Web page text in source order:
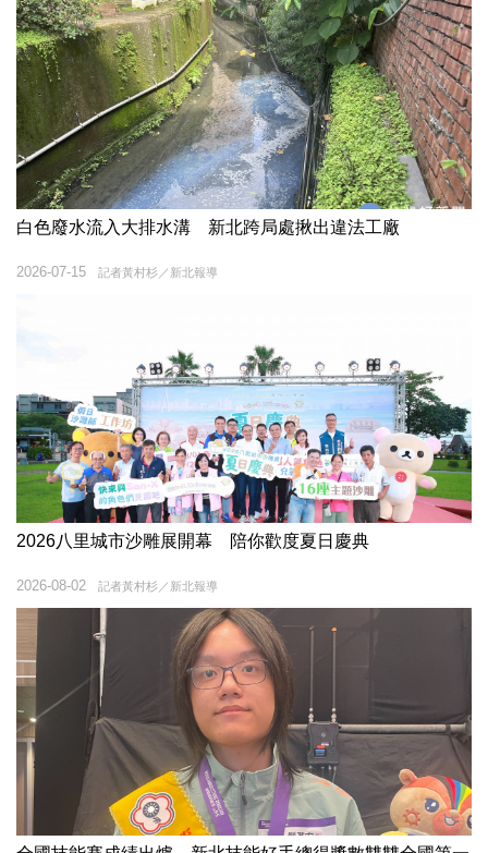
白色廢水流入大排水溝 新北跨局處揪出違法工廠
記者黃村杉／新北報導
2026-07-15
2026八里城市沙雕展開幕 陪你歡度夏日慶典
記者黃村杉／新北報導
2026-08-02